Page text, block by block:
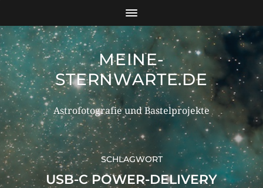
MEINE-
STERNWARTE.DE
Astrofotografie und Bastelprojekte
SCHLAGWORT
USB-C POWER-DELIVERY